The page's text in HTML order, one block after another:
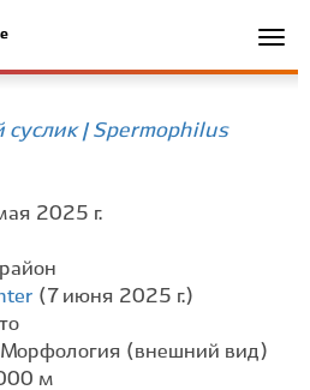
| Spermophilus
2025 г.
(7 июня 2025 г.)
Морфология (внешний вид)
м